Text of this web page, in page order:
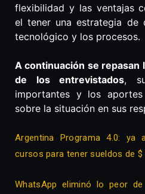
flexibilidad y las ventajas
el tener una estrategia de
tecnológico y los procesos.
A continuación se repasan
de los entrevistados,
importantes y los
sobre la situación en sus
Argentina Programa 4.0:
cursos para tener sueldos de $
WhatsApp eliminó lo peor